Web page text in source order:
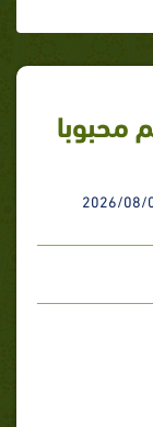
محبوبا
2026/08/